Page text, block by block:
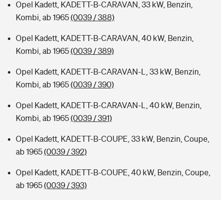
Opel Kadett, KADETT-B-CARAVAN, 33 kW, Benzin,
Kombi, ab 1965(0039 / 388)
Opel Kadett, KADETT-B-CARAVAN, 40 kW, Benzin,
Kombi, ab 1965(0039 / 389)
Opel Kadett, KADETT-B-CARAVAN-L, 33 kW, Benzin,
Kombi, ab 1965(0039 / 390)
Opel Kadett, KADETT-B-CARAVAN-L, 40 kW, Benzin,
Kombi, ab 1965(0039 / 391)
Opel Kadett, KADETT-B-COUPE, 33 kW, Benzin, Coupe,
ab 1965(0039 / 392)
Opel Kadett, KADETT-B-COUPE, 40 kW, Benzin, Coupe,
ab 1965(0039 / 393)